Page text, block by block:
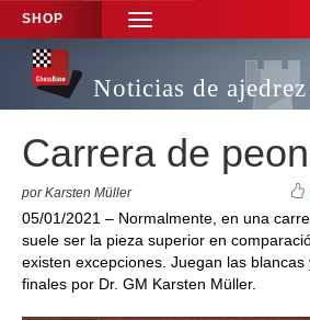
SHOP
TOGGLE
NAVIGATION
Noticias de ajedrez
Carrera de
por Karsten Müller
05/01/2021 – Normalmente, en una
suele ser la pieza superior en
existen excepciones. Juegan las
finales por Dr. GM Karsten Müller.